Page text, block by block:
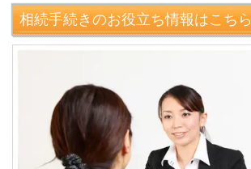
相続手続きのお役立ち情報はこちら